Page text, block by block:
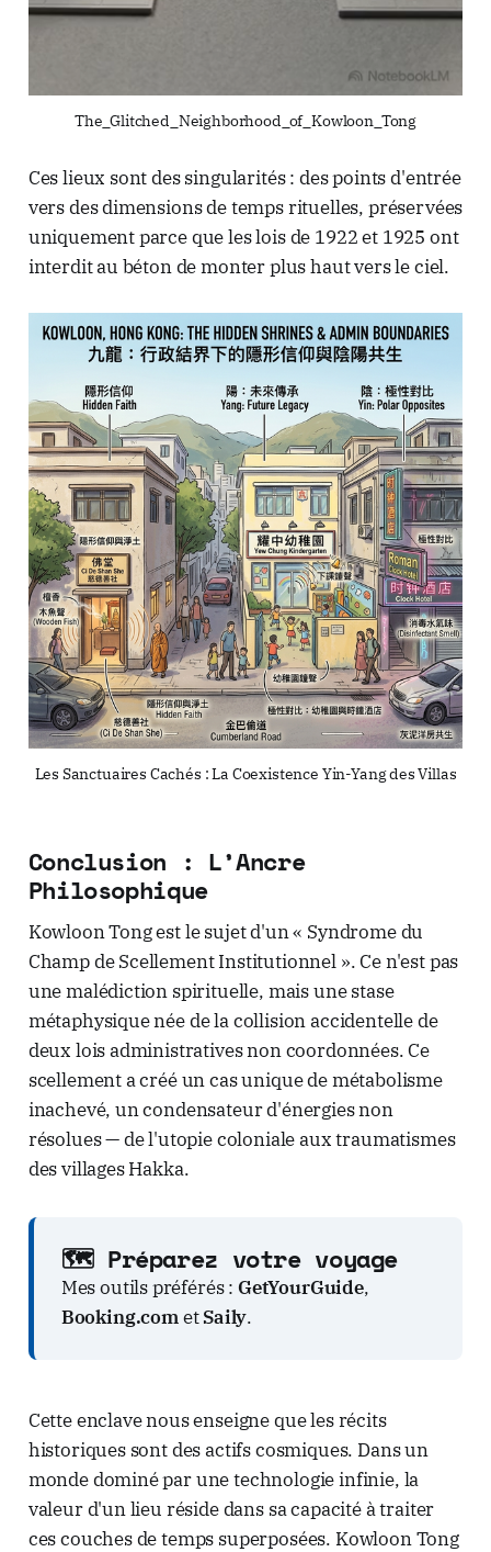
The_Glitched_Neighborhood_of_Kowloon_Tong
Ces lieux sont des singularités : des points d'entrée
vers des dimensions de temps rituelles, préservées
uniquement parce que les lois de 1922 et 1925 ont
interdit au béton de monter plus haut vers le ciel.
Les Sanctuaires Cachés : La Coexistence Yin-Yang des Villas
Conclusion : L’Ancre
Philosophique
Kowloon Tong est le sujet d'un « Syndrome du
Champ de Scellement Institutionnel ». Ce n'est pas
une malédiction spirituelle, mais une stase
métaphysique née de la collision accidentelle de
deux lois administratives non coordonnées. Ce
scellement a créé un cas unique de métabolisme
inachevé, un condensateur d'énergies non
résolues — de l'utopie coloniale aux traumatismes
des villages Hakka.
🗺️ Préparez votre voyage
Mes outils préférés : GetYourGuide,
Booking.cometSaily.
Cette enclave nous enseigne que les récits
historiques sont des actifs cosmiques. Dans un
monde dominé par une technologie infinie, la
valeur d'un lieu réside dans sa capacité à traiter
ces couches de temps superposées. Kowloon Tong